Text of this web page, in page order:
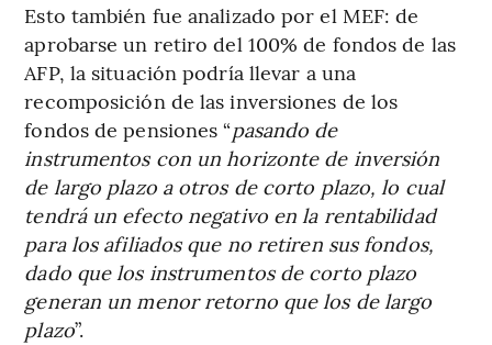
Esto también fue analizado por el MEF: de
aprobarse un retiro del 100% de fondos de las
AFP, la situación podría llevar a una
recomposición de las inversiones de los
fondos de pensiones “pasando de
instrumentos con un horizonte de inversión
de largo plazo a otros de corto plazo, lo cual
tendrá un efecto negativo en la rentabilidad
para los afiliados que no retiren sus fondos,
dado que los instrumentos de corto plazo
generan un menor retorno que los de largo
plazo”.